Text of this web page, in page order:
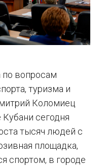
по вопросам
туризма и
Коломиец
сегодня
тысяч людей с
площадка,
спортом, в городе